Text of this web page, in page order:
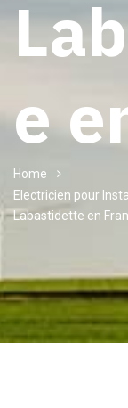
e
Home
Electricien pour
Labastidette en